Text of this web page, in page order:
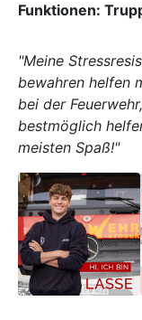
Funktionen:
"Meine
bewahren helfen
bei der
bestmöglich
meisten Spaß!"